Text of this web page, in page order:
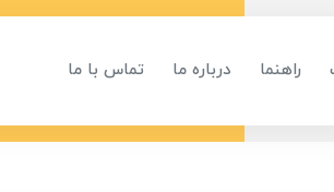
راهنما درباره ما تماس با ما